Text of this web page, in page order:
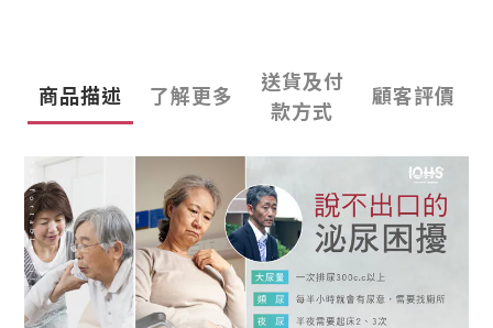
商品描述 了解更多
送貨及付
款方式
顧客評價